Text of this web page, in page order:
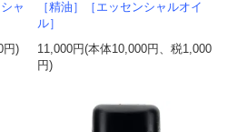
ャ
円)
［精油］［エッセンシャルオイ
ル］
11,000円(本体10,000円、税1,000
円)